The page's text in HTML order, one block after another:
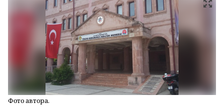
Фото автора.